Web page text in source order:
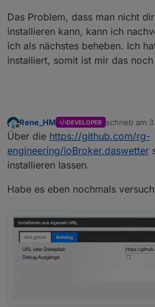
Das Problem, dass man nicht
installieren kann, kann ich
ich als nächstes beheben. Ich
installiert, somit ist mir das
Offline
Rene_HM DEVELOPER schrieb am
zuletzt
Über die https://github.com/rg-
engineering/ioBroker.daswetter
installieren lassen.
Habe es eben nochmals